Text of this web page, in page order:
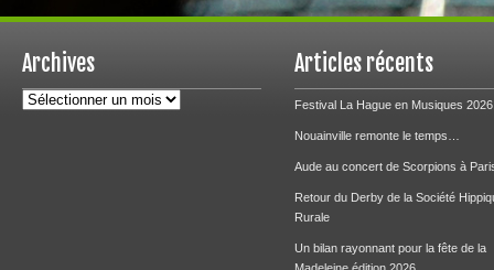
Archives
Archives
Articles récents
Festival La Hague en Musiques 2026
Nouainville remonte le temps…
Aude au concert de Scorpions à
Retour du Derby de la Société
Rurale
Un bilan rayonnant pour la fête de la